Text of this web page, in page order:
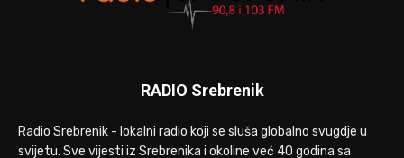
RADIO Srebrenik
Radio Srebrenik - lokalni radio koji se sluša globalno svugdje u
svijetu. Sve vijesti iz Srebrenika i okoline već 40 godina sa